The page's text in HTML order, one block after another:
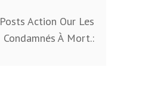
Posts Action Our Les
Condamnés À Mort.: